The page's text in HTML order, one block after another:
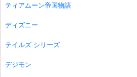
ティアムーン帝国物語
ディズニー
テイルズ シリーズ
デジモン